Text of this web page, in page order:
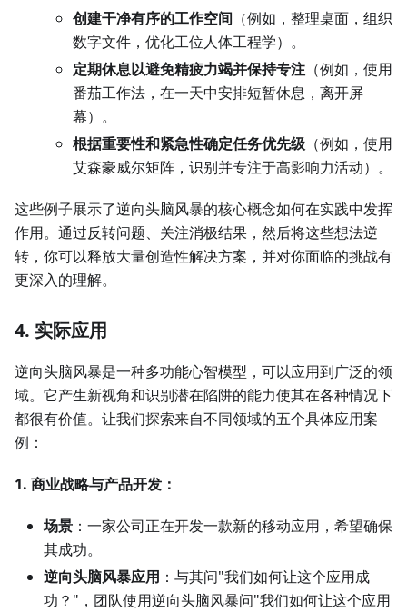
创建干净有序的工作空间 （例如，整理桌面，组织
数字文件，优化工位人体工程学）。
定期休息以避免精疲力竭并保持专注 （例如，使用
番茄工作法，在一天中安排短暂休息，离开屏
幕）。
根据重要性和紧急性确定任务优先级 （例如，使用
艾森豪威尔矩阵，识别并专注于高影响力活动）。
这些例子展示了逆向头脑风暴的核心概念如何在实践中发挥
作用。通过反转问题、关注消极结果，然后将这些想法逆
转，你可以释放大量创造性解决方案，并对你面临的挑战有
更深入的理解。
4. 实际应用
逆向头脑风暴是一种多功能心智模型，可以应用到广泛的领
域。它产生新视角和识别潜在陷阱的能力使其在各种情况下
都很有价值。让我们探索来自不同领域的五个具体应用案
例：
1. 商业战略与产品开发：
场景 ：一家公司正在开发一款新的移动应用，希望确保
其成功。
逆向头脑风暴应用 ：与其问"我们如何让这个应用成
功？"，团队使用逆向头脑风暴问"我们如何让这个应用